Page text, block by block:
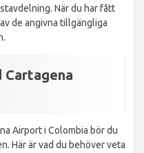
När du har fått
de angivna tillgängliga
Cartagena
Airport i Colombia bör du
Här är vad du behöver veta